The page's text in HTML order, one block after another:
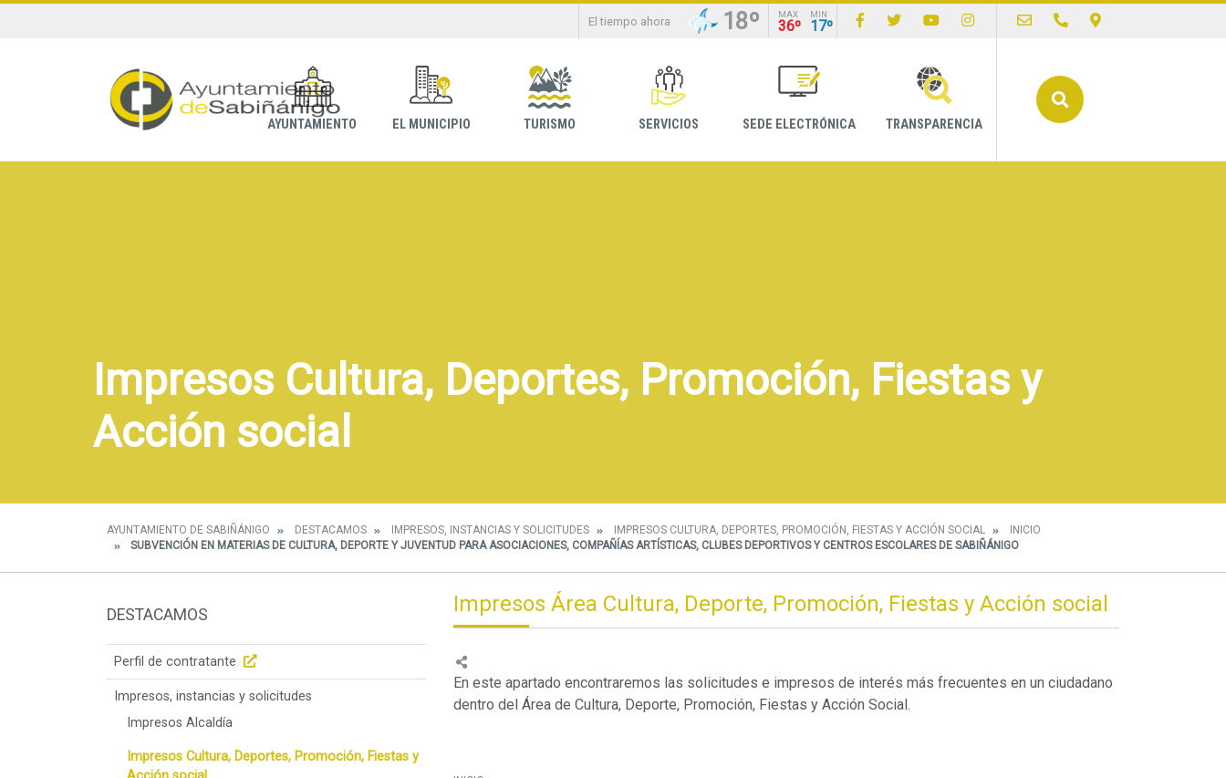
El tiempo ahora 18º MAX
36º
MIN
17º
AYUNTAMIENTO EL MUNICIPIO TURISMO SERVICIOS SEDE ELECTRÓNICA TRANSPARENCIA
Impresos Cultura, Deportes, Promoción, Fiestas y
Acción social
AYUNTAMIENTO DE SABIÑÁNIGO DESTACAMOS IMPRESOS, INSTANCIAS Y SOLICITUDES IMPRESOS CULTURA, DEPORTES, PROMOCIÓN, FIESTAS Y ACCIÓN SOCIAL
INICIO
SUBVENCIÓN EN MATERIAS DE CULTURA, DEPORTE Y JUVENTUD PARA ASOCIACIONES, COMPAÑÍAS ARTÍSTICAS, CLUBES DEPORTIVOS Y CENTROS ESCOLARES DE SABIÑÁNIGO
DESTACAMOS
Perfil de contratante
Impresos, instancias y solicitudes
Impresos Alcaldía
Impresos Cultura, Deportes, Promoción, Fiestas y
Impresos Área Cultura, Deporte, Promoción, Fiestas y Acción social
En este apartado encontraremos las solicitudes e impresos de interés más frecuentes en un ciudadano
dentro del Área de Cultura, Deporte, Promoción, Fiestas y Acción Social.